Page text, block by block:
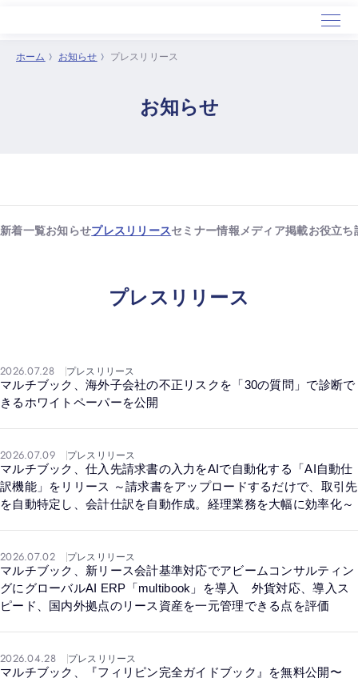
ホーム お知らせ プレスリリース
お知らせ
新着一覧お知らせプレスリリースセミナー情報 メディア掲載お役立ち
プレスリリース
2026.07.28 プレスリリース
マルチブック、海外子会社の不正リスクを「30の質問」で診断で
きるホワイトペーパーを公開
2026.07.09 プレスリリース
マルチブック、仕入先請求書の入力をAIで自動化する「AI自動仕
訳機能」をリリース ～請求書をアップロードするだけで、取引先
を自動特定し、会計仕訳を自動作成。経理業務を大幅に効率化～
2026.07.02 プレスリリース
マルチブック、新リース会計基準対応でアビームコンサルティン
グにグローバルAI ERP「multibook」を導入 外貨対応、導入ス
ピード、国内外拠点のリース資産を一元管理できる点を評価
2026.04.28 プレスリリース
マルチブック、『フィリピン完全ガイドブック』を無料公開〜